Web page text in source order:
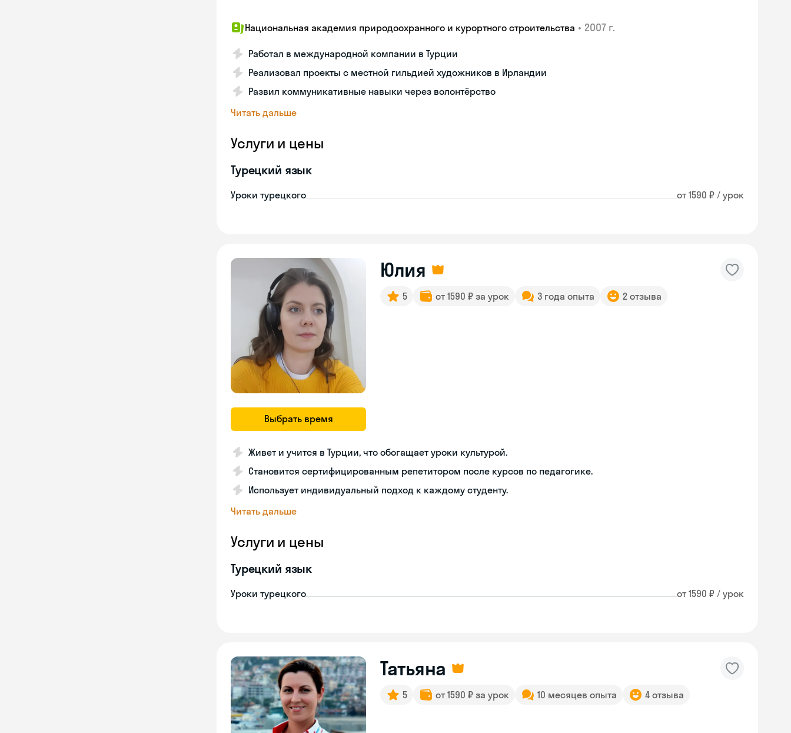
Национальная академия природоохранного и курортного строительства • 2007 г.
Работал в международной компании в Турции
Реализовал проекты с местной гильдией художников в Ирландии
Развил коммуникативные навыки через волонтёрство
Читать дальше
Услуги и цены
Турецкий язык
Уроки турецкого от 1590 ₽ / урок
Выбрать время
Юлия
5 от 1590 ₽ за урок 3 года опыта 2 отзыва
Живет и учится в Турции, что обогащает уроки культурой.
Становится сертифицированным репетитором после курсов по педагогике.
Использует индивидуальный подход к каждому студенту.
Читать дальше
Услуги и цены
Турецкий язык
Уроки турецкого от 1590 ₽ / урок
Татьяна
5 от 1590 ₽ за урок 10 месяцев опыта 4 отзыва